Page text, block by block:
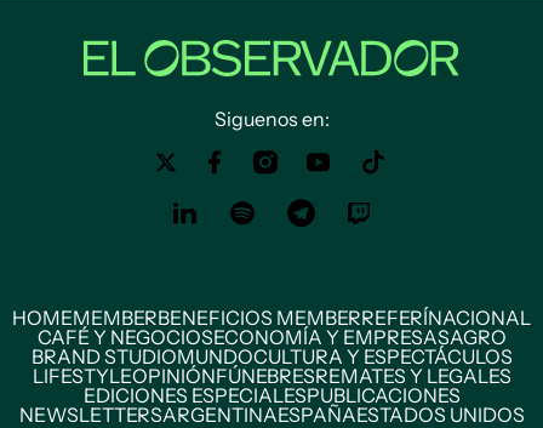
Siguenos en:
HOMEMEMBERBENEFICIOS MEMBERREFERÍNACIONAL
CAFÉ Y NEGOCIOSECONOMÍA Y EMPRESASAGRO
BRAND STUDIOMUNDOCULTURA Y ESPECTÁCULOS
LIFESTYLEOPINIÓNFÚNEBRESREMATES Y LEGALES
EDICIONES ESPECIALESPUBLICACIONES
NEWSLETTERSARGENTINAESPAÑAESTADOS UNIDOS